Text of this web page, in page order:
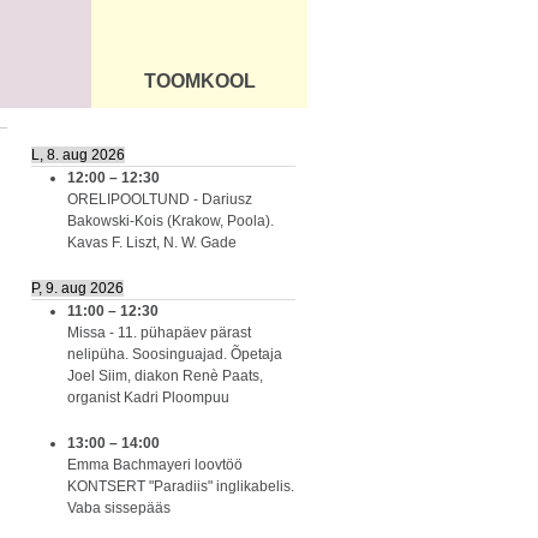
ÜLDINFO
TOOMKOOL
L, 8. aug 2026
12:00 – 12:30
ORELIPOOLTUND - Dariusz
Bakowski-Kois (Krakow, Poola).
Kavas F. Liszt, N. W. Gade
P, 9. aug 2026
11:00 – 12:30
Missa - 11. pühapäev pärast
nelipüha. Soosinguajad. Õpetaja
Joel Siim, diakon Renè Paats,
organist Kadri Ploompuu
13:00 – 14:00
Emma Bachmayeri loovtöö
KONTSERT "Paradiis" inglikabelis.
Vaba sissepääs